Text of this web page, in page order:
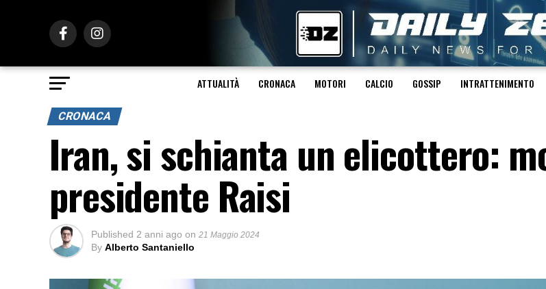
ATTUALITÀ CRONACA MOTORI CALCIO GOSSIP INTRATTENIMENTO
CRONACA
Iran, si schianta un elicottero:
presidente Raisi
Published 2 anni ago on 21 Maggio 2024
By Alberto Santaniello